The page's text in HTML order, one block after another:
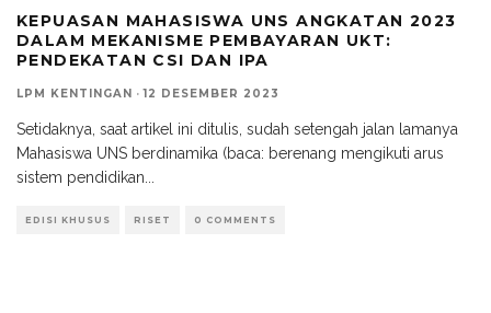
KEPUASAN MAHASISWA UNS ANGKATAN 2023
DALAM MEKANISME PEMBAYARAN UKT:
PENDEKATAN CSI DAN IPA
LPM KENTINGAN · 12 DESEMBER 2023
Setidaknya, saat artikel ini ditulis, sudah setengah jalan lamanya
Mahasiswa UNS berdinamika (baca: berenang mengikuti arus
sistem pendidikan
EDISI KHUSUS RISET 0 COMMENTS